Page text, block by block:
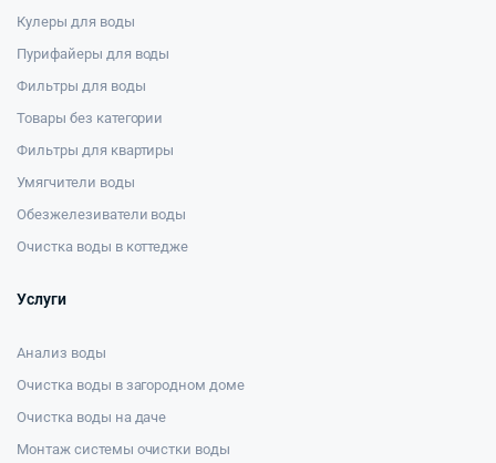
Кулеры для воды
Пурифайеры для воды
Фильтры для воды
Товары без категории
Фильтры для квартиры
Умягчители воды
Обезжелезиватели воды
Очистка воды в коттедже
Услуги
Анализ воды
Очистка воды в загородном доме
Очистка воды на даче
Монтаж системы очистки воды